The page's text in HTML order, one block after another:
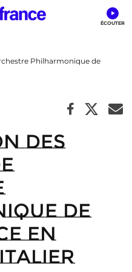
Philharmonique de
des
de
en